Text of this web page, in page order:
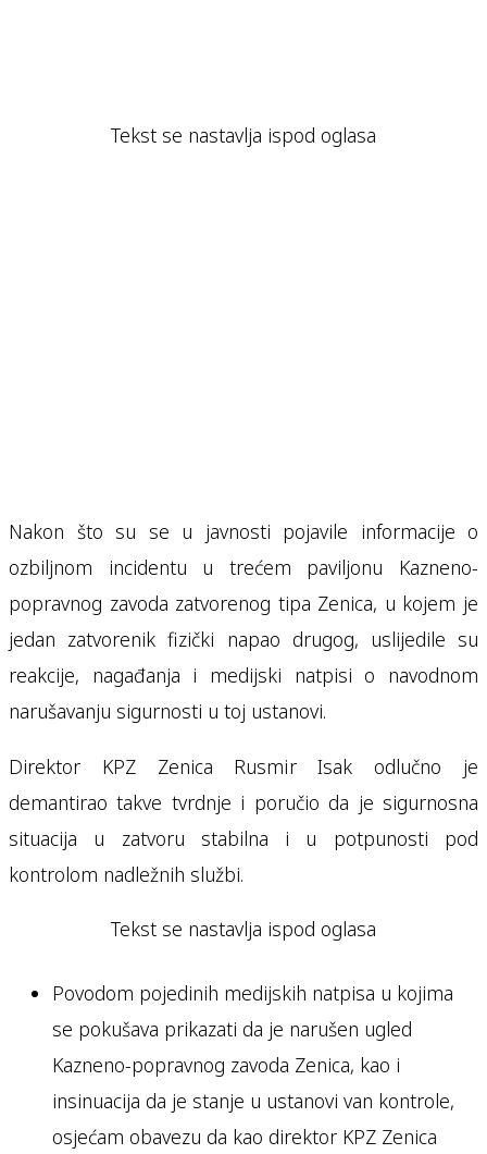
Tekst se nastavlja ispod oglasa
Nakon što su se u javnosti pojavile informacije o
ozbiljnom incidentu u trećem paviljonu Kazneno-
popravnog zavoda zatvorenog tipa Zenica, u kojem je
jedan zatvorenik fizički napao drugog, uslijedile su
reakcije, nagađanja i medijski natpisi o navodnom
narušavanju sigurnosti u toj ustanovi.
Direktor KPZ Zenica Rusmir Isak odlučno je
demantirao takve tvrdnje i poručio da je sigurnosna
situacija u zatvoru stabilna i u potpunosti pod
kontrolom nadležnih službi.
Tekst se nastavlja ispod oglasa
Povodom pojedinih medijskih natpisa u kojima
se pokušava prikazati da je narušen ugled
Kazneno-popravnog zavoda Zenica, kao i
insinuacija da je stanje u ustanovi van kontrole,
osjećam obavezu da kao direktor KPZ Zenica